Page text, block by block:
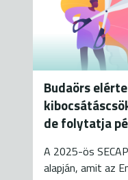
Budaörs
de folytatja
A 2025-ös
alapján, amit az